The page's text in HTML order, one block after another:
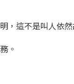
，這不是叫人依然
。